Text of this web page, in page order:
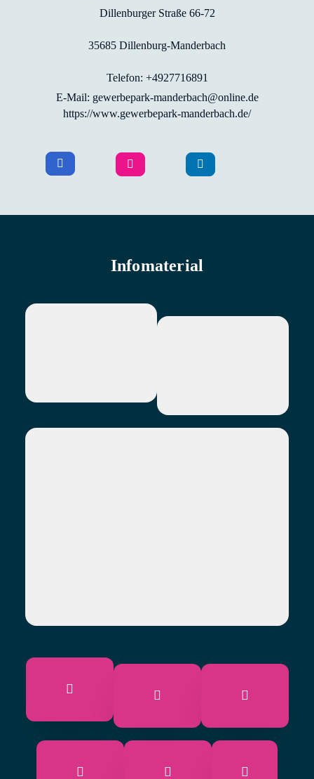
Dillenburger Straße 66-72
35685 Dillenburg-Manderbach
Telefon: +4927716891
E-Mail: gewerbepark-manderbach@online.de
https://www.gewerbepark-manderbach.de/
Infomaterial